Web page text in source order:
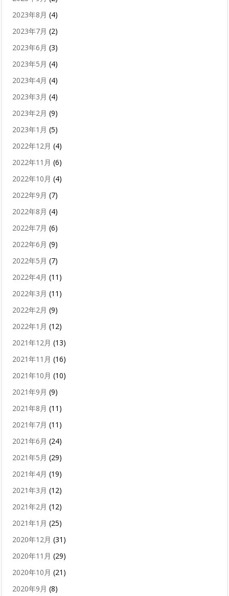
2023年8月 (4)
2023年7月 (2)
2023年6月 (3)
2023年5月 (4)
2023年4月 (4)
2023年3月 (4)
2023年2月 (9)
2023年1月 (5)
2022年12月 (4)
2022年11月 (6)
2022年10月 (4)
2022年9月 (7)
2022年8月 (4)
2022年7月 (6)
2022年6月 (9)
2022年5月 (7)
2022年4月 (11)
2022年3月 (11)
2022年2月 (9)
2022年1月 (12)
2021年12月 (13)
2021年11月 (16)
2021年10月 (10)
2021年9月 (9)
2021年8月 (11)
2021年7月 (11)
2021年6月 (24)
2021年5月 (29)
2021年4月 (19)
2021年3月 (12)
2021年2月 (12)
2021年1月 (25)
2020年12月 (31)
2020年11月 (29)
2020年10月 (21)
2020年9月 (8)